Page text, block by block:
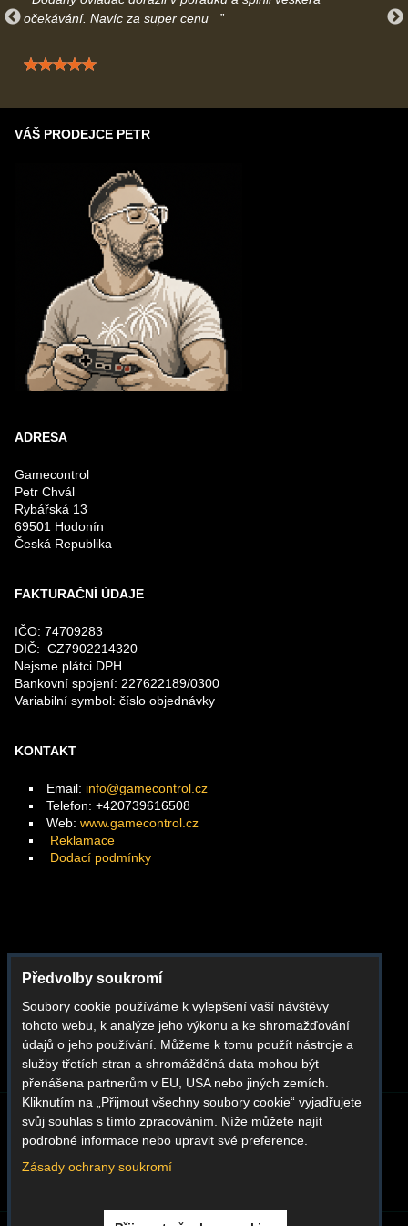
očekávání. Navíc za super cenu
Hodnocení: 5 / 5
VÁŠ PRODEJCE PETR
ADRESA
Gamecontrol
Petr Chvál
Rybářská 13
69501 Hodonín
Česká Republika
FAKTURAČNÍ ÚDAJE
IČO: 74709283
DIČ: CZ7902214320
Nejsme plátci DPH
Bankovní spojení: 227622189/0300
Variabilní symbol: číslo objednávky
KONTAKT
Email: info@gamecontrol.cz
Telefon: +420739616508
Web: www.gamecontrol.cz
Reklamace
Dodací podmínky
Instagram
Youtube
Whatsapp
BLOG O NÁS KONTAKT
REKLAMACE
DODACÍ PODMÍNKY
OBCHODNÍ PODMÍNKY
Předvolby soukromí
Soubory cookie používáme k vylepšení vaší návštěvy
tohoto webu, k analýze jeho výkonu a ke shromažďování
údajů o jeho používání. Můžeme k tomu použít nástroje a
služby třetích stran a shromážděná data mohou být
přenášena partnerům v EU, USA nebo jiných zemích.
Kliknutím na „Přijmout všechny soubory cookie“ vyjadřujete
svůj souhlas s tímto zpracováním. Níže můžete najít
podrobné informace nebo upravit své preference.
Zásady ochrany soukromí